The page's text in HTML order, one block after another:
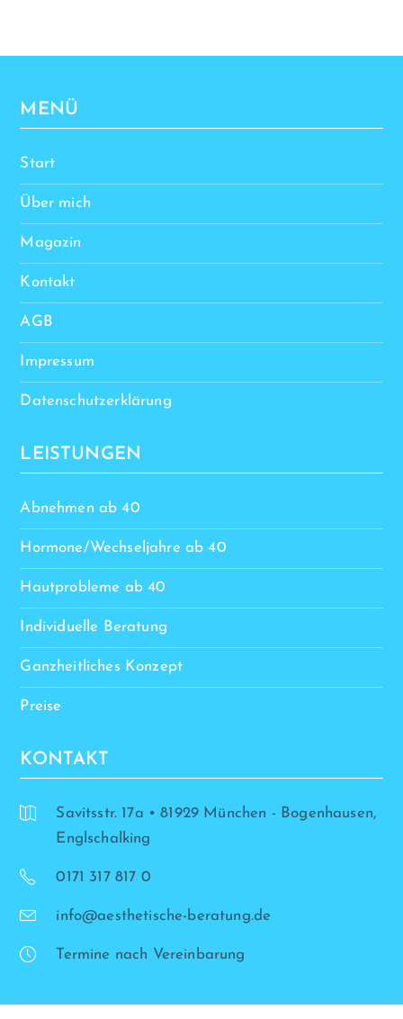
MENÜ
Start
Über mich
Magazin
Kontakt
AGB
Impressum
Datenschutzerklärung
LEISTUNGEN
Abnehmen ab 40
Hormone/Wechseljahre ab 40
Hautprobleme ab 40
Individuelle Beratung
Ganzheitliches Konzept
Preise
KONTAKT
Savitsstr. 17a • 81929 München - Bogenhausen,
Englschalking
0171 317 817 0
info@aesthetische-beratung.de
Termine nach Vereinbarung